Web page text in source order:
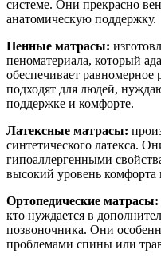
системе. Они прекрасно
анатомическую поддержку.
Пенные матрасы:
пеноматериала, который
обеспечивает равномерное
подходят для людей,
поддержке и комфорте.
Латексные матрасы:
синтетического латекса.
гипоаллергенными
высокий уровень
Ортопедические матрасы:
кто нуждается в
позвоночника. Они
проблемами спины или